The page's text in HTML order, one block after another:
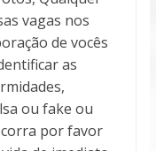
vagas nos
de vocês
as
ou fake ou
por favor